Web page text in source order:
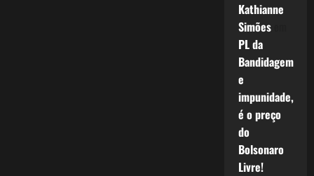
Kathianne
Simõesem
PL da
Bandidagem
e
impunidade,
é o preço
do
Bolsonaro
Livre!